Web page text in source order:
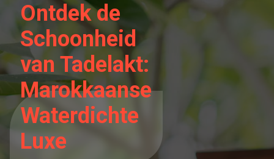
Ontdek de
Schoonheid
van Tadelakt:
Marokkaanse
Waterdichte
Luxe